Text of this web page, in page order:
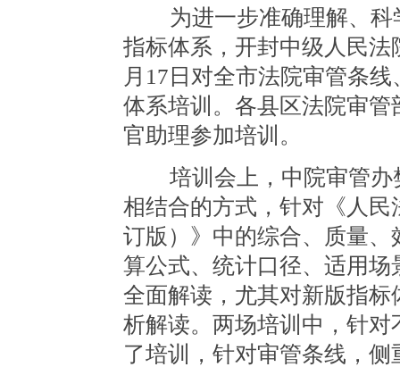
为进一步准确理解、科
指标体系，开封中级人民法
月17日对全市法院审管条
体系培训。各县区法院审
官助理参加培训。
培训会上，中院审管办
相结合的方式，针对《人
订版）》中的综合、质量
算公式、统计口径、适用
全面解读，尤其对新版指
析解读。两场培训中，针
了培训，针对审管条线，